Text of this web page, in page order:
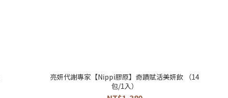
亮妍代謝專家【Nippi膠原】奇蹟賦活美妍飲 （14
包/1入）